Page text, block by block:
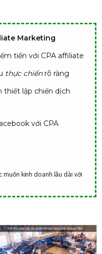
Marketing
tiền với CPA affiliate
thực chiếnrõ ràng
thiết lập chiến dịch
với CPA
muốn kinh doanh lâu dài với